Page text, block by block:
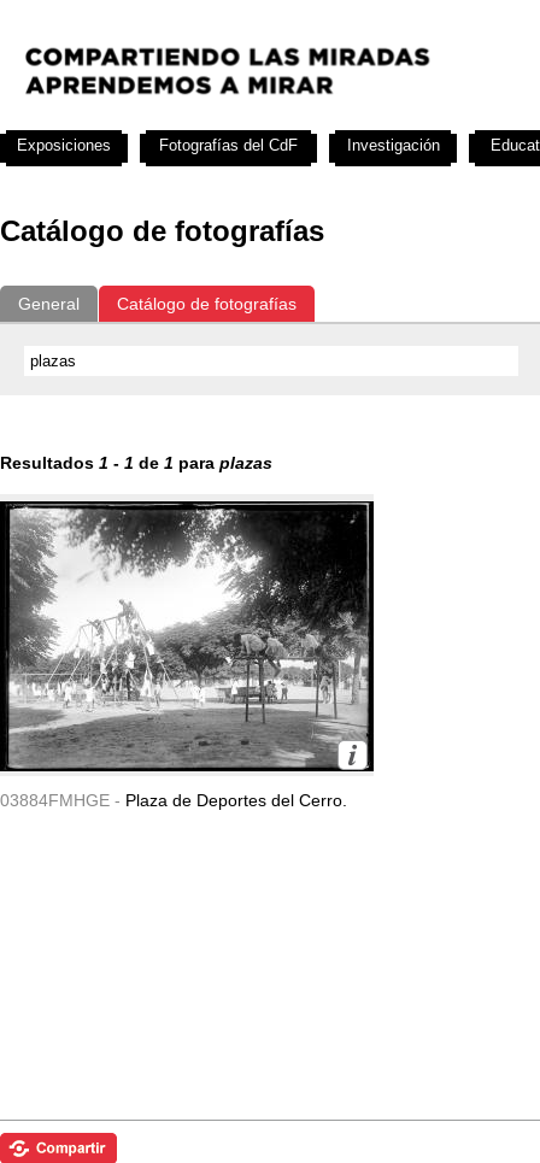
Catálogo de fotografías
General Catálogo de fotografías
Resultados 1 - 1 de 1 para plazas
03884FMHGE - Plaza de Deportes del Cerro.
Exposiciones Fotografías del CdF Investigación